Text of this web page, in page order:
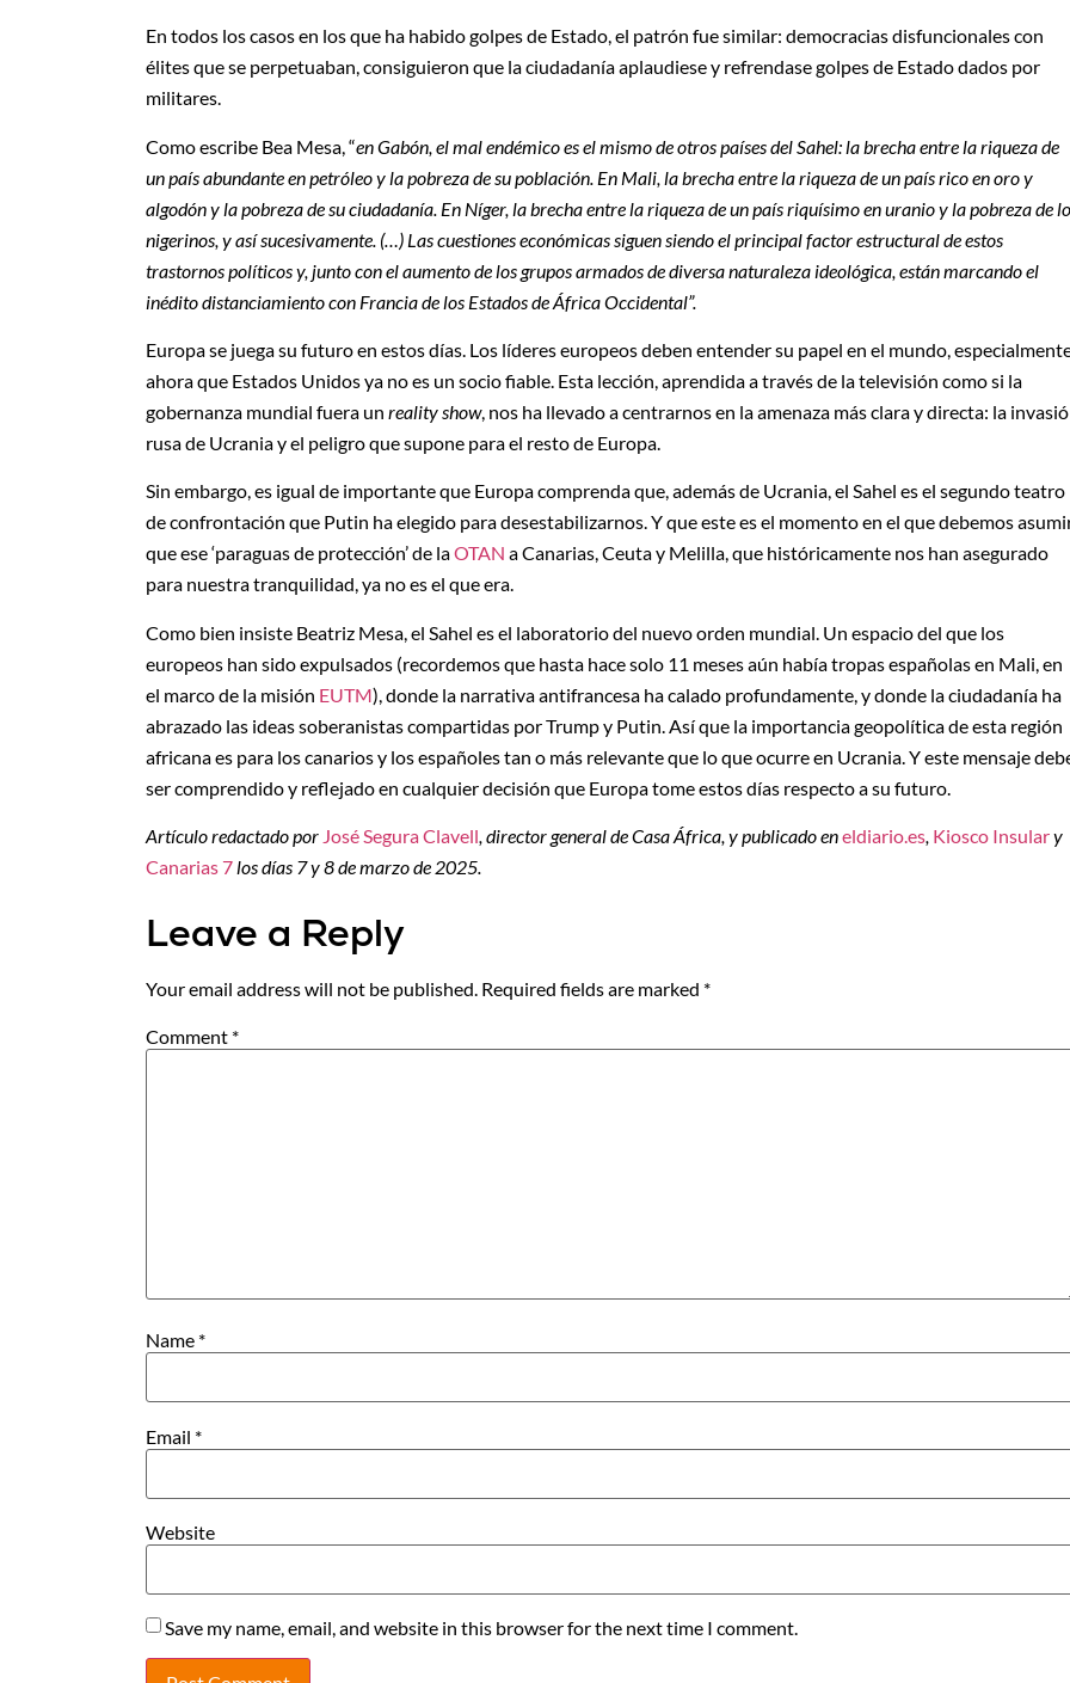
En todos los casos en los que ha habido golpes de Estado, el patrón fue similar: democracias disfuncionales con
élites que se perpetuaban, consiguieron que la ciudadanía aplaudiese y refrendase golpes de Estado dados por
militares.
Como escribe Bea Mesa, “en Gabón, el mal endémico es el mismo de otros países del Sahel: la brecha entre la riqueza de
un país abundante en petróleo y la pobreza de su población. En Mali, la brecha entre la riqueza de un país rico en oro y
algodón y la pobreza de su ciudadanía. En Níger, la brecha entre la riqueza de un país riquísimo en uranio y la pobreza de
nigerinos, y así sucesivamente. (…) Las cuestiones económicas siguen siendo el principal factor estructural de estos
trastornos políticos y, junto con el aumento de los grupos armados de diversa naturaleza ideológica, están marcando el
inédito distanciamiento con Francia de los Estados de África Occidental”.
Europa se juega su futuro en estos días. Los líderes europeos deben entender su papel en el mundo,
ahora que Estados Unidos ya no es un socio fiable. Esta lección, aprendida a través de la televisión como si la
gobernanza mundial fuera un reality show, nos ha llevado a centrarnos en la amenaza más clara y directa: la
rusa de Ucrania y el peligro que supone para el resto de Europa.
Sin embargo, es igual de importante que Europa comprenda que, además de Ucrania, el Sahel es el segundo teatro
de confrontación que Putin ha elegido para desestabilizarnos. Y que este es el momento en el que debemos
que ese ‘paraguas de protección’ de laOTAN a Canarias, Ceuta y Melilla, que históricamente nos han asegurado
para nuestra tranquilidad, ya no es el que era.
Como bien insiste Beatriz Mesa, el Sahel es el laboratorio del nuevo orden mundial. Un espacio del que los
europeos han sido expulsados (recordemos que hasta hace solo 11 meses aún había tropas españolas en Mali, en
el marco de la misión EUTM), donde la narrativa antifrancesa ha calado profundamente, y donde la ciudadanía ha
abrazado las ideas soberanistas compartidas por Trump y Putin. Así que la importancia geopolítica de esta región
africana es para los canarios y los españoles tan o más relevante que lo que ocurre en Ucrania. Y este mensaje
ser comprendido y reflejado en cualquier decisión que Europa tome estos días respecto a su futuro.
Artículo redactado por José Segura Clavell, director general de Casa África, y publicado eneldiario.es, Kiosco Insulary
Canarias 7los días 7 y 8 de marzo de 2025.
Leave a Reply
Your email address will not be published. Required fields are marked *
Comment *
Name *
Email *
Website
Save my name, email, and website in this browser for the next time I comment.